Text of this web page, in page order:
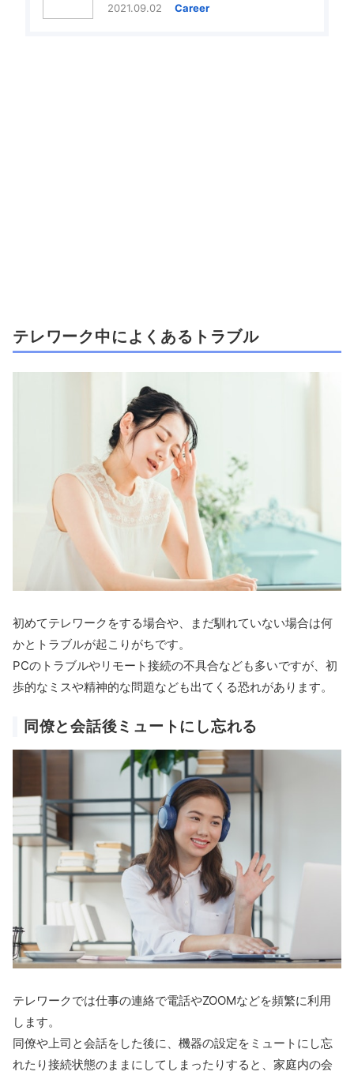
2021.09.02 Career
テレワーク中によくあるトラブル
初めてテレワークをする場合や、まだ馴れていない場合は何
かとトラブルが起こりがちです。
PCのトラブルやリモート接続の不具合なども多いですが、初
歩的なミスや精神的な問題なども出てくる恐れがあります。
同僚と会話後ミュートにし忘れる
テレワークでは仕事の連絡で電話やZOOMなどを頻繁に利用
します。
同僚や上司と会話をした後に、機器の設定をミュートにし忘
れたり接続状態のままにしてしまったりすると、家庭内の会